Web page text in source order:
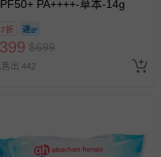
PA++++-草本-14g
折
399 $699
售出 442